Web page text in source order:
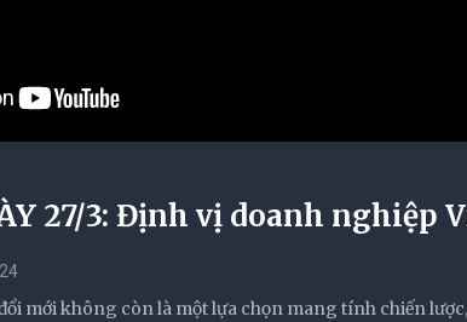
27/3: Định vị doanh nghiệp
mới không còn là một lựa chọn mang tính chiến